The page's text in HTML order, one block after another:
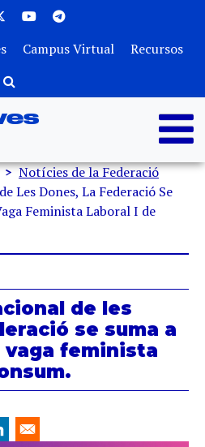
Campus Virtual Recursos
Notícies de la Federació
Les Dones, La Federació Se
Feminista Laboral I de
de les
se suma a
vaga feminista